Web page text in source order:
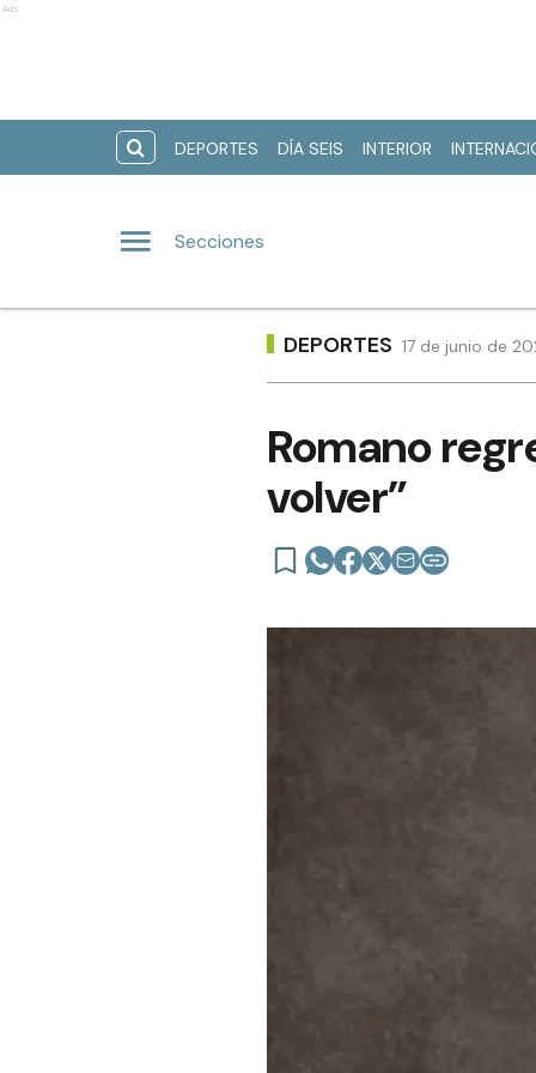
Ads
DEPORTES DÍA SEIS INTERIOR
Secciones
DEPORTES 17 de junio de
Romano
volver”